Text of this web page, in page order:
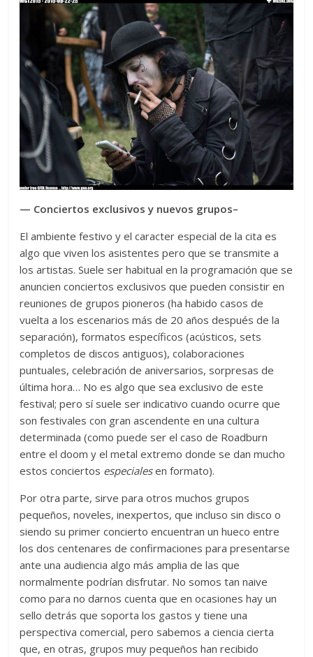
— Conciertos exclusivos y nuevos grupos–
El ambiente festivo y el caracter especial de la cita es
algo que viven los asistentes pero que se transmite a
los artistas. Suele ser habitual en la programación que se
anuncien conciertos exclusivos que pueden consistir en
reuniones de grupos pioneros (ha habido casos de
vuelta a los escenarios más de 20 años después de la
separación), formatos específicos (acústicos, sets
completos de discos antiguos), colaboraciones
puntuales, celebración de aniversarios, sorpresas de
última hora… No es algo que sea exclusivo de este
festival; pero sí suele ser indicativo cuando ocurre que
son festivales con gran ascendente en una cultura
determinada (como puede ser el caso de Roadburn
entre el doom y el metal extremo donde se dan mucho
estos conciertos especialesen formato).
Por otra parte, sirve para otros muchos grupos
pequeños, noveles, inexpertos, que incluso sin disco o
siendo su primer concierto encuentran un hueco entre
los dos centenares de confirmaciones para presentarse
ante una audiencia algo más amplia de las que
normalmente podrían disfrutar. No somos tan naive
como para no darnos cuenta que en ocasiones hay un
sello detrás que soporta los gastos y tiene una
perspectiva comercial, pero sabemos a ciencia cierta
que, en otras, grupos muy pequeños han recibido